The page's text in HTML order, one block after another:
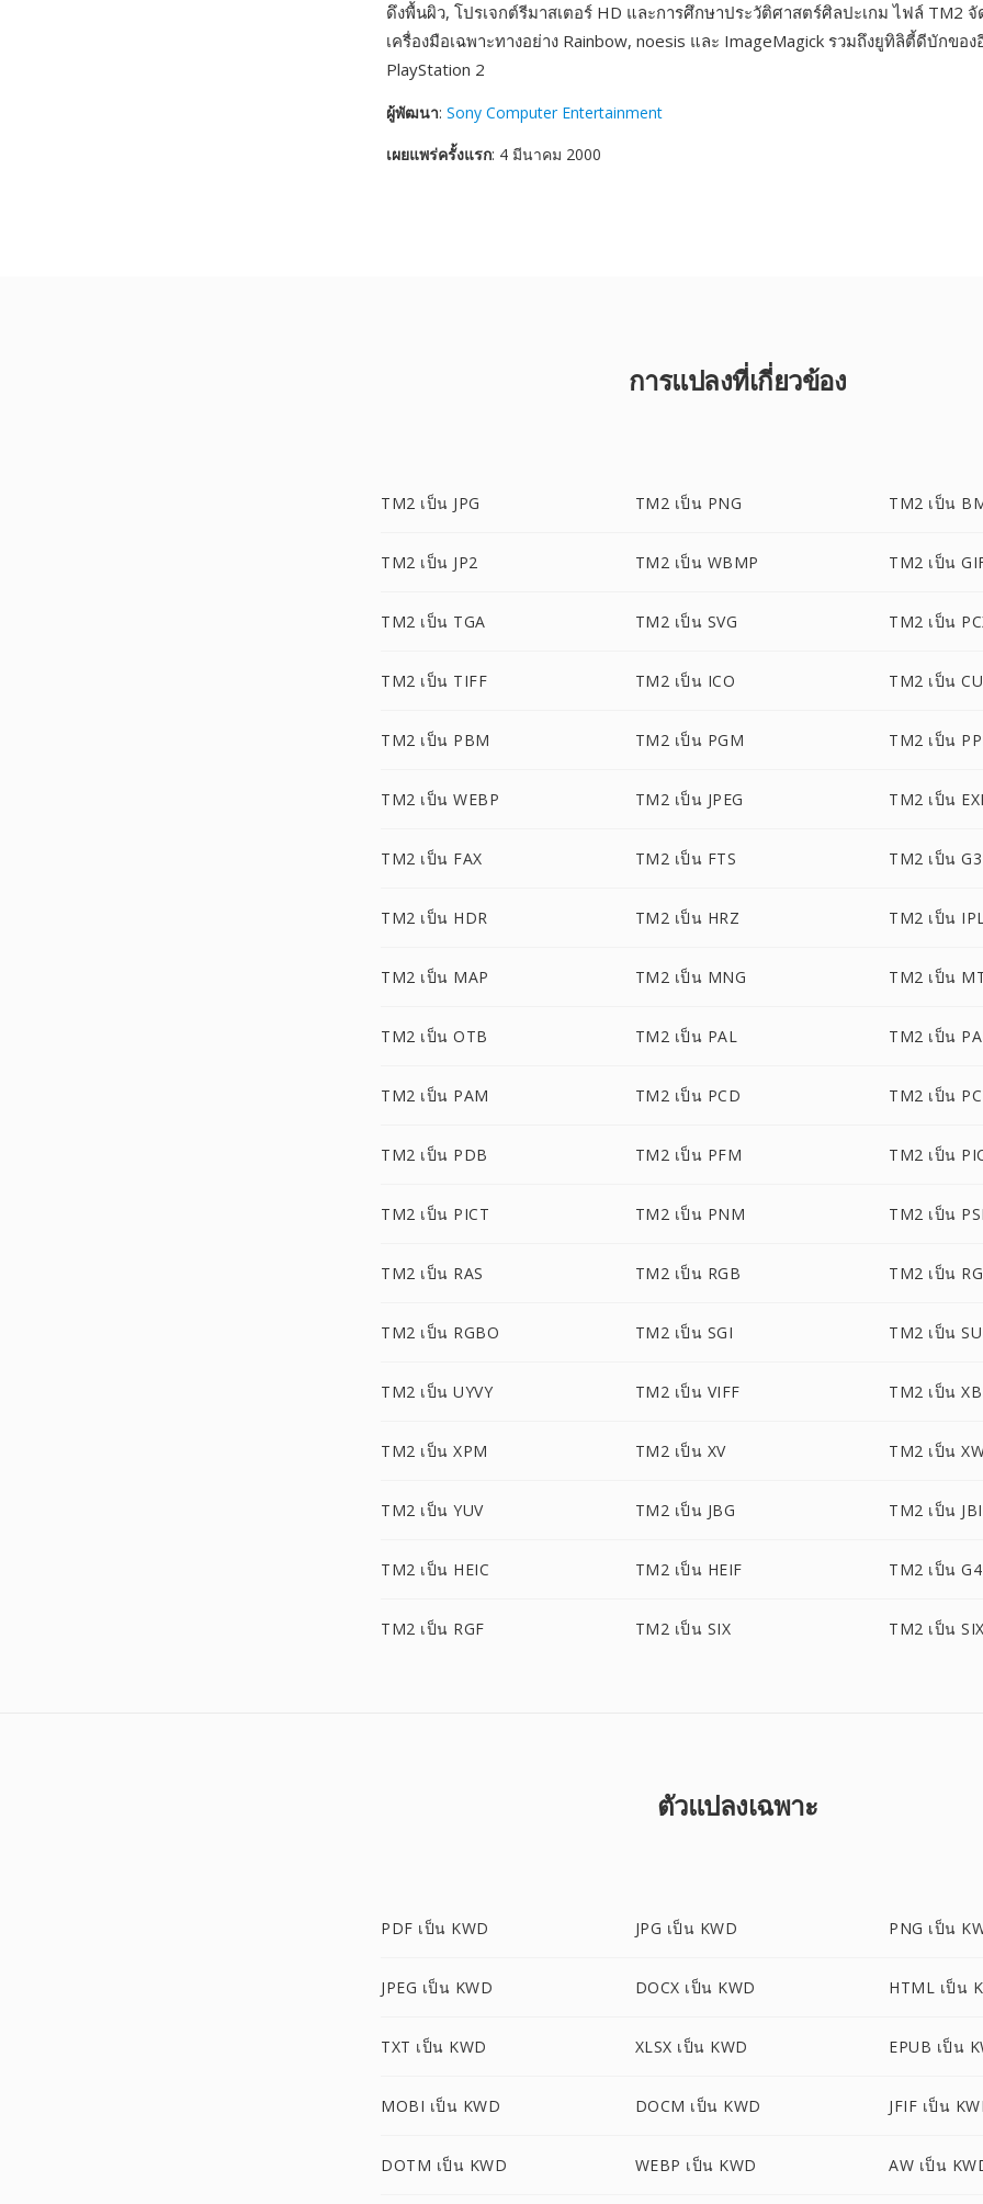
ดึงพื้นผิว, โปรเจกต์รีมาสเตอร์ HD และการศึกษาประวัติศาสตร์ศิลปะเกม ไฟล์ TM2
เครื่องมือเฉพาะทางอย่าง Rainbow, noesis และ ImageMagick รวมถึงยูทิลิตี้ดีบักของ
PlayStation 2
ผู้พัฒนา: Sony Computer Entertainment
เผยแพร่ครั้งแรก: 4 มีนาคม 2000
การแปลงที่เกี่ยวข้อง
TM2 เป็น JPG TM2 เป็น PNG TM2 เป็น
TM2 เป็น JP2 TM2 เป็น WBMP TM2 เป็น
TM2 เป็น TGA TM2 เป็น SVG TM2 เป็น
TM2 เป็น TIFF TM2 เป็น ICO TM2 เป็น
TM2 เป็น PBM TM2 เป็น PGM TM2 เป็น
TM2 เป็น WEBP TM2 เป็น JPEG TM2 เป็น
TM2 เป็น FAX TM2 เป็น FTS TM2 เป็น G3
TM2 เป็น HDR TM2 เป็น HRZ TM2 เป็น
TM2 เป็น MAP TM2 เป็น MNG TM2 เป็น
TM2 เป็น OTB TM2 เป็น PAL TM2 เป็น
TM2 เป็น PAM TM2 เป็น PCD TM2 เป็น
TM2 เป็น PDB TM2 เป็น PFM TM2 เป็น
TM2 เป็น PICT TM2 เป็น PNM TM2 เป็น
TM2 เป็น RAS TM2 เป็น RGB TM2 เป็น
TM2 เป็น RGBO TM2 เป็น SGI TM2 เป็น
TM2 เป็น UYVY TM2 เป็น VIFF TM2 เป็น
TM2 เป็น XPM TM2 เป็น XV TM2 เป็น
TM2 เป็น YUV TM2 เป็น JBG TM2 เป็น
TM2 เป็น HEIC TM2 เป็น HEIF TM2 เป็น G4
TM2 เป็น RGF TM2 เป็น SIX TM2 เป็น
ตัวแปลงเฉพาะ
PDF เป็น KWD JPG เป็น KWD PNG เป็น
JPEG เป็น KWD DOCX เป็น KWD HTML เป็น
TXT เป็น KWD XLSX เป็น KWD EPUB เป็น
MOBI เป็น KWD DOCM เป็น KWD JFIF เป็น
DOTM เป็น KWD WEBP เป็น KWD AW เป็น